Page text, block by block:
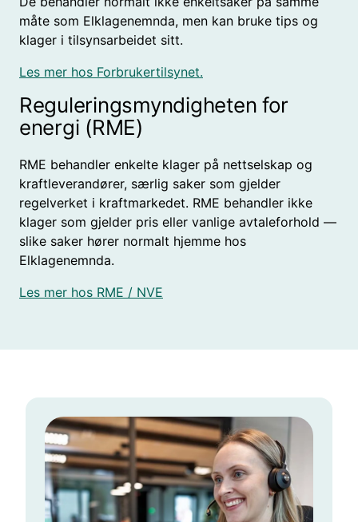
måte som Elklagenemnda, men kan bruke tips og
klager i tilsynsarbeidet sitt.
Les mer hos Forbrukertilsynet.
Reguleringsmyndigheten for
energi (RME)
RME behandler enkelte klager på nettselskap og
kraftleverandører, særlig saker som gjelder
regelverket i kraftmarkedet. RME behandler ikke
klager som gjelder pris eller vanlige avtaleforhold —
slike saker hører normalt hjemme hos
Elklagenemnda.
Les mer hos RME / NVE